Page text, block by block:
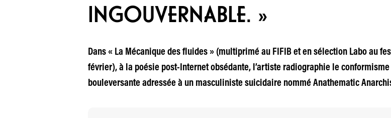
INGOUVERNABLE. »
Dans « La Mécanique des fluides » (multiprimé au FIFIB et en sélection Labo au
février), à la poésie post-Internet obsédante, l’artiste radiographie le
bouleversante adressée à un masculiniste suicidaire nommé Anathematic